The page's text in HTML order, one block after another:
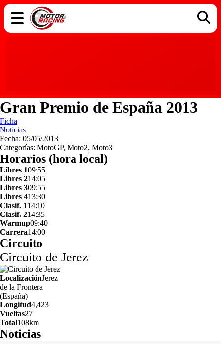
Gran Premio de España 2013
Ficha
Noticias
Fecha: 05/05/2013
Categorías: MotoGP, Moto2, Moto3
Horarios (hora local)
Libres 109:55
Libres 214:05
Libres 309:55
Libres 413:30
Clasif. 114:10
Clasif. 214:35
Warmup09:40
Carrera14:00
Circuito
Circuito de Jerez
LocalizaciónJerez
de la Frontera
(España)
Longitud4,423
Vueltas27
Total108km
Noticias